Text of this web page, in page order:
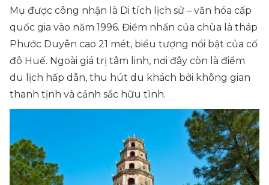
Mụ được công nhận là Di tích lịch sử – văn hóa cấp
quốc gia vào năm 1996. Điểm nhấn của chùa là tháp
Phước Duyên cao 21 mét, biểu tượng nổi bật của cố
đô Huế. Ngoài giá trị tâm linh, nơi đây còn là điểm
du lịch hấp dẫn, thu hút du khách bởi không gian
thanh tịnh và cảnh sắc hữu tình.